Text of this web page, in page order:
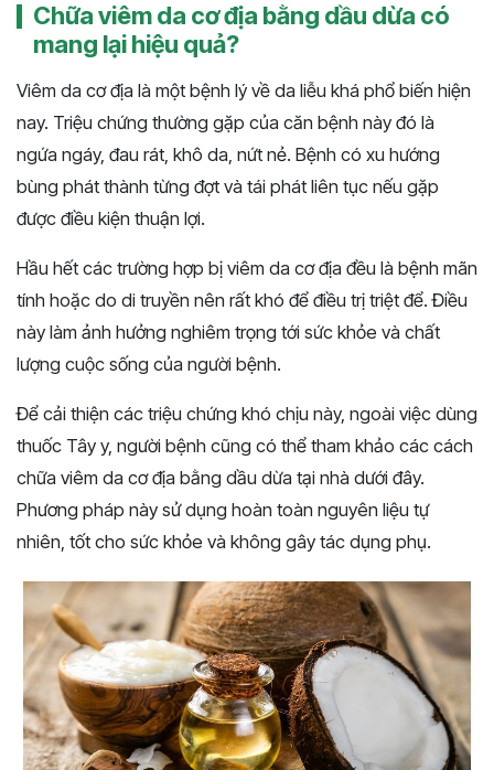
Chữa viêm da cơ địa bằng dầu dừa có
mang lại hiệu quả?
Viêm da cơ địa là một bệnh lý về da liễu khá phổ biến hiện
nay. Triệu chứng thường gặp của căn bệnh này đó là
ngứa ngáy, đau rát, khô da, nứt nẻ. Bệnh có xu hướng
bùng phát thành từng đợt và tái phát liên tục nếu gặp
được điều kiện thuận lợi.
Hầu hết các trường hợp bị viêm da cơ địa đều là bệnh mãn
tính hoặc do di truyền nên rất khó để điều trị triệt để. Điều
này làm ảnh hưởng nghiêm trọng tới sức khỏe và chất
lượng cuộc sống của người bệnh.
Để cải thiện các triệu chứng khó chịu này, ngoài việc dùng
thuốc Tây y, người bệnh cũng có thể tham khảo các cách
chữa viêm da cơ địa bằng dầu dừa tại nhà dưới đây.
Phương pháp này sử dụng hoàn toàn nguyên liệu tự
nhiên, tốt cho sức khỏe và không gây tác dụng phụ.